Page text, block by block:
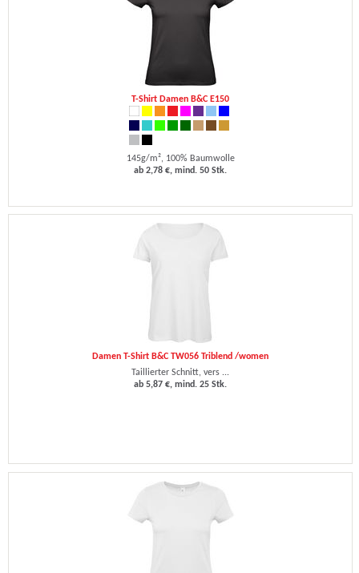
T-Shirt Damen B&C E150
145g/m², 100% Baumwolle
ab 2,78 €, mind. 50 Stk.
Damen T-Shirt B&C TW056 Triblend /women
Taillierter Schnitt, vers ...
ab 5,87 €, mind. 25 Stk.